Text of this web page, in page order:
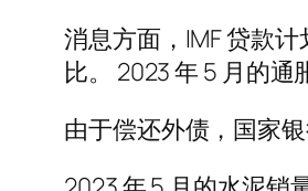
消息方面，IMF 贷款
比。 2023 年 5 月的
由于偿还外债，国家银